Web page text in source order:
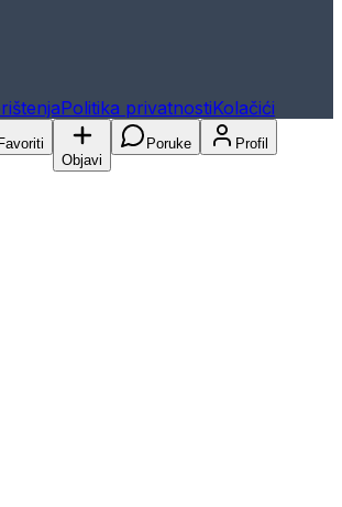
Politika privatnostiKolačići
Favoriti
Objavi
Poruke Profil